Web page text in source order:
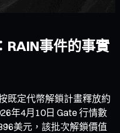
RAIN事件的事實
既定代幣解鎖計畫釋放約
年4月10日 Gate 行情數
美元，該批次解鎖價值